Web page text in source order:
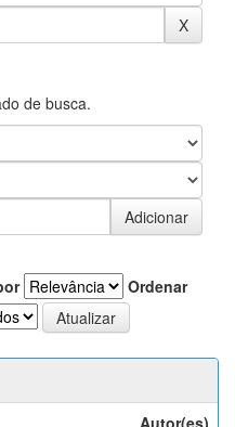
de busca.
Ordenar
Autor(es)